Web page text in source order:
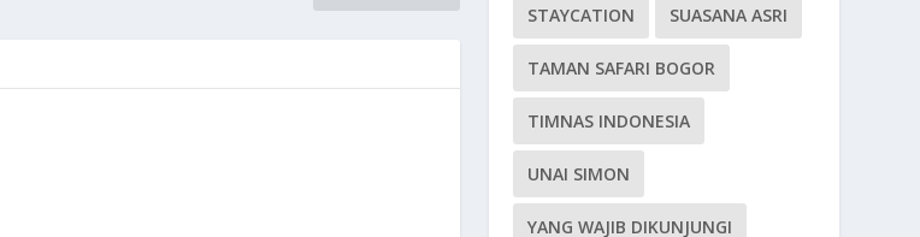
STAYCATION SUASANA ASRI
TAMAN SAFARI BOGOR
TIMNAS INDONESIA
UNAI SIMON
YANG WAJIB DIKUNJUNGI